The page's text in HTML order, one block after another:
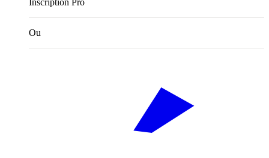
Inscription Pro
Ou